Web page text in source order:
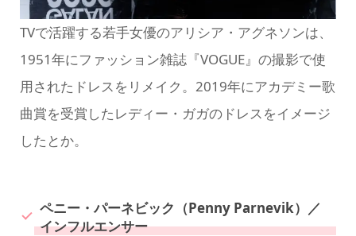
TVで活躍する若手女優のアリシア・アグネソンは、
1951年にファッション雑誌『VOGUE』の撮影で使
用されたドレスをリメイク。2019年にアカデミー歌
曲賞を受賞したレディー・ガガのドレスをイメージ
したとか。
ペニー・パーネビック（Penny Parnevik）／
インフルエンサー